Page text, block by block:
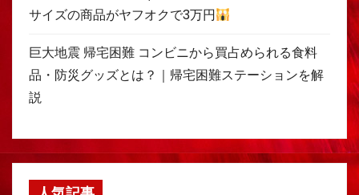
サイズの商品がヤフオクで3万円
巨大地震 帰宅困難 コンビニから買占められる食料
品・防災グッズとは？｜帰宅困難ステーションを解
説